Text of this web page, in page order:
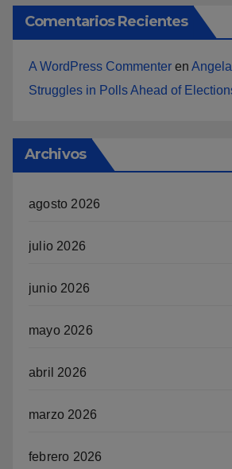
Comentarios Recientes
A WordPress Commenter en
Struggles in Polls Ahead of
Archivos
agosto 2026
julio 2026
junio 2026
mayo 2026
abril 2026
marzo 2026
febrero 2026